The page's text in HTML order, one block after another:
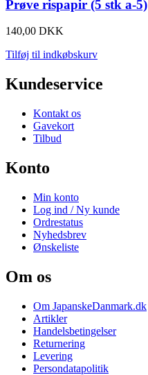
Prøve rispapir (5 stk a-5)
140,00 DKK
Tilføj til indkøbskurv
Kundeservice
Kontakt os
Gavekort
Tilbud
Konto
Min konto
Log ind / Ny kunde
Ordrestatus
Nyhedsbrev
Ønskeliste
Om os
Om JapanskeDanmark.dk
Artikler
Handelsbetingelser
Returnering
Levering
Persondatapolitik